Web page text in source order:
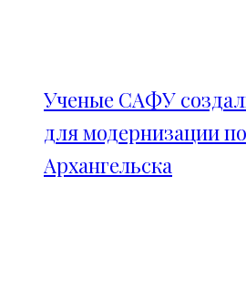
Ученые САФУ
для модернизации
Архангельска